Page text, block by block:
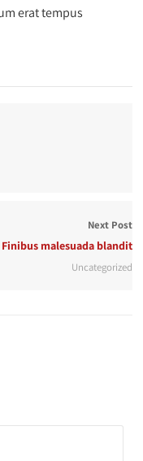
erat tempus
Next Post
Finibus malesuada blandit
Uncategorized